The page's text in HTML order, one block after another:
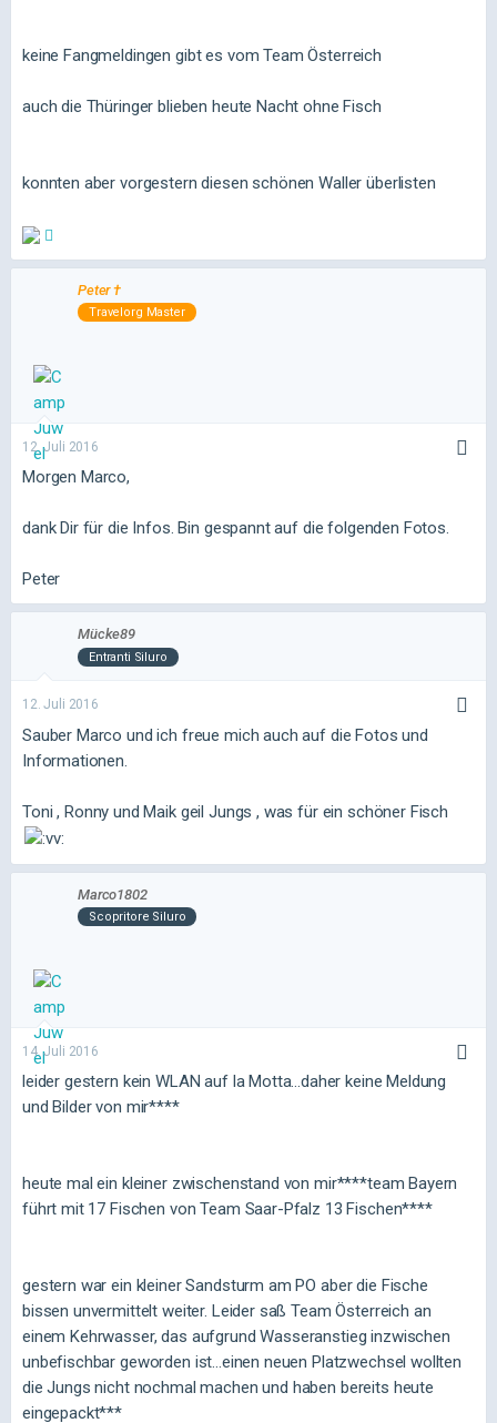
keine Fangmeldingen gibt es vom Team Österreich
auch die Thüringer blieben heute Nacht ohne Fisch
konnten aber vorgestern diesen schönen Waller überlisten
Peter †
Travelorg Master
12. Juli 2016
Morgen Marco,
dank Dir für die Infos. Bin gespannt auf die folgenden Fotos.
Peter
Mücke89
Entranti Siluro
12. Juli 2016
Sauber Marco und ich freue mich auch auf die Fotos und
Informationen.
Toni , Ronny und Maik geil Jungs , was für ein schöner Fisch
Marco1802
Scopritore Siluro
14. Juli 2016
leider gestern kein WLAN auf la Motta...daher keine Meldung
und Bilder von mir****
heute mal ein kleiner zwischenstand von mir****team Bayern
führt mit 17 Fischen von Team Saar-Pfalz 13 Fischen****
gestern war ein kleiner Sandsturm am PO aber die Fische
bissen unvermittelt weiter. Leider saß Team Österreich an
einem Kehrwasser, das aufgrund Wasseranstieg inzwischen
unbefischbar geworden ist...einen neuen Platzwechsel wollten
die Jungs nicht nochmal machen und haben bereits heute
eingepackt***